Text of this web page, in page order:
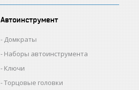
Автоинструмент
Домкраты
Наборы автоинструмента
Ключи
Торцовые головки